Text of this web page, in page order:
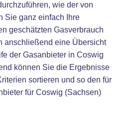
wie der von
Sie ganz einfach Ihre
geschätzten Gasverbrauch
anschließend eine Übersicht
der Gasanbieter in Coswig
können Sie die Ergebnisse
sortieren und so den für
für Coswig (Sachsen)